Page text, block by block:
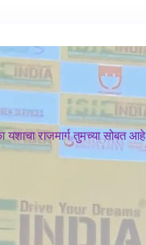
राजमार्ग तुमच्या सोबत आहे